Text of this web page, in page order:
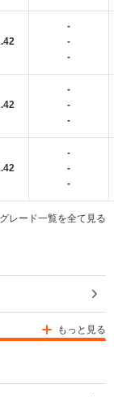
-
-
-
-
-
-
-
-
-
グレード一覧を全て見る
もっと見る